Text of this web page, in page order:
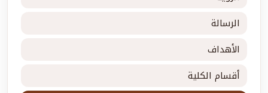
الرسالة
الأهداف
أقسام الكلية